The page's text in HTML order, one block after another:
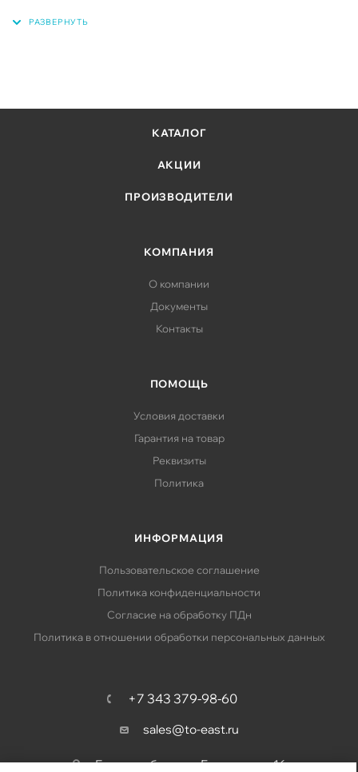
КАТАЛОГ
АКЦИИ
ПРОИЗВОДИТЕЛИ
КОМПАНИЯ
О компании
Документы
Контакты
ПОМОЩЬ
Условия доставки
Гарантия на товар
Реквизиты
Политика
ИНФОРМАЦИЯ
Пользовательское соглашение
Политика конфиденциальности
Согласие на обработку ПДн
Политика в отношении обработки персональных данных
+7 343 379-98-60
sales@to-east.ru
Екатеринбург, ул. Барвинка, д. 16